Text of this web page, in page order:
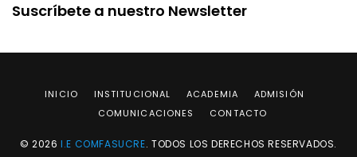
Suscríbete a nuestro Newsletter
INICIO INSTITUCIONAL ACADEMIA
ADMISIÓN
COMUNICACIONES
CONTACTO
© 2026I.E COMFASUCRE. TODOS LOS DERECHOS RESERVADOS.